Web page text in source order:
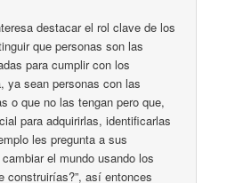
destacar el rol clave de los
que personas son las
para cumplir con los
ya sean personas con las
o que no las tengan pero que,
para adquirirlas, identificarlas
les pregunta a sus
el mundo usando los
construirías?”, así entonces